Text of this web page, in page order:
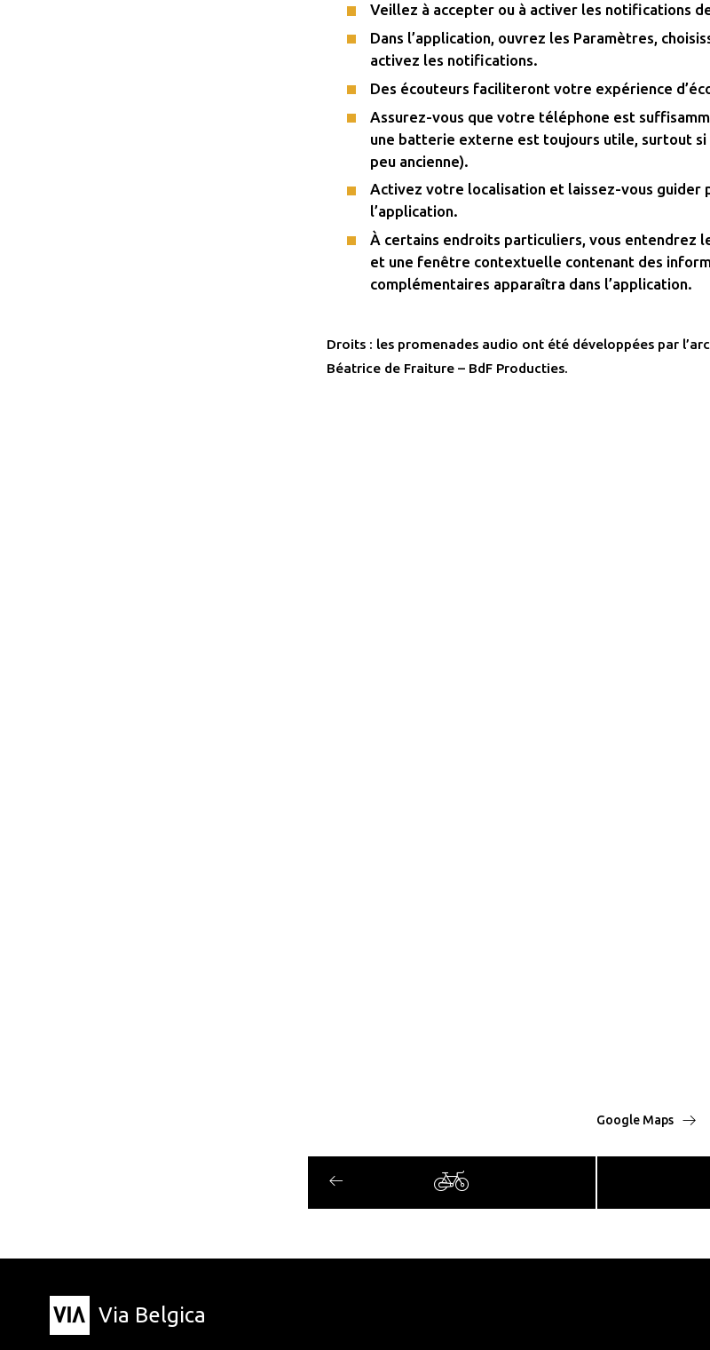
Veillez à accepter ou à activer les notifications
Dans l’application, ouvrez les Paramètres,
activez les notifications.
Des écouteurs faciliteront votre expérience
Assurez-vous que votre téléphone est
une batterie externe est toujours utile, surtout
peu ancienne).
Activez votre localisation et laissez-vous guider
l’application.
À certains endroits particuliers, vous entendrez
et une fenêtre contextuelle contenant des
complémentaires apparaîtra dans l’application.
Droits : les promenades audio ont été développées par
Béatrice de Fraiture – BdF Producties.
Google Maps
Via Belgica